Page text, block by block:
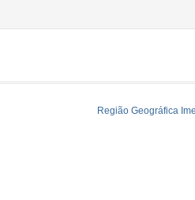
Região Geográfica